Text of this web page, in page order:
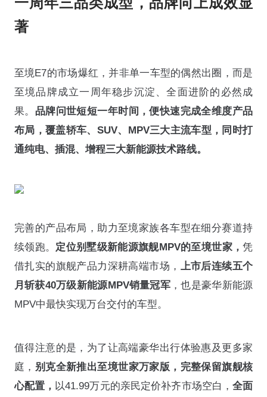
著
至境E7的市场爆红，并非单一车型的偶然出圈，而是
至境品牌成立一周年稳步沉淀、全面进阶的必然成
果。 品牌问世短短一年时间，便快速完成全维度产品
布局，覆盖轿车、SUV、MPV三大主流车型，同时打
通纯电、插混、增程三大新能源技术路线。
完善的产品布局，助力至境家族各车型在细分赛道持
续领跑。 定位别墅级新能源旗舰MPV的至境世家，凭
借扎实的旗舰产品力深耕高端市场，
上市后连续五个
月斩获40万级新能源MPV销量冠军 ，也是豪华新能源
MPV中最快实现万台交付的车型。
值得注意的是，为了让高端豪华出行体验惠及更多家
庭， 别克全新推出至境世家万家版，完整保留旗舰核
心配置， 以41.99万元的亲民定价补齐市场空白，全面